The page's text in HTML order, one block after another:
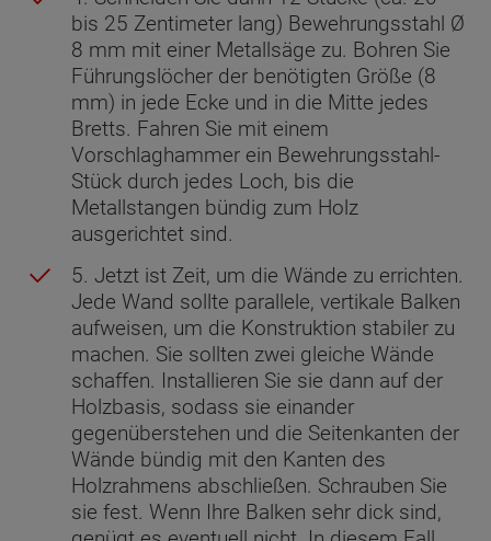
bis 25 Zentimeter lang) Bewehrungsstahl Ø
8 mm mit einer Metallsäge zu. Bohren Sie
Führungslöcher der benötigten Größe (8
mm) in jede Ecke und in die Mitte jedes
Bretts. Fahren Sie mit einem
Vorschlaghammer ein Bewehrungsstahl-
Stück durch jedes Loch, bis die
Metallstangen bündig zum Holz
ausgerichtet sind.
5. Jetzt ist Zeit, um die Wände zu errichten.
Jede Wand sollte parallele, vertikale Balken
aufweisen, um die Konstruktion stabiler zu
machen. Sie sollten zwei gleiche Wände
schaffen. Installieren Sie sie dann auf der
Holzbasis, sodass sie einander
gegenüberstehen und die Seitenkanten der
Wände bündig mit den Kanten des
Holzrahmens abschließen. Schrauben Sie
sie fest. Wenn Ihre Balken sehr dick sind,